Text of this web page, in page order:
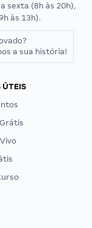
sexta (8h às 20h),
às 13h).
a sua história!
ÚTEIS